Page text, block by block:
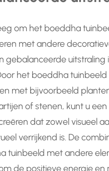
om het boeddha
met andere
gebalanceerde uitstraling
het boeddha
met bijvoorbeeld
of stenen, kunt u
dat zowel visueel
verrijkend is. De
tuinbeeld met andere
de positieve energie en